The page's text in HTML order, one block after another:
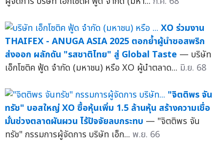
XO ร่วมงาน
THAIFEX - ANUGA ASIA 2025 ตอกย้ำผู้นำซอสพริก
ส่งออก ผลักดัน "รสชาติไทย" สู่ Global Taste — บริษัท
เอ็กโซติค ฟู้ด จำกัด (มหาชน) หรือ XO ผู้นำตลาด... มิ.ย. 68
"จิตติพร จัน
ทรัช" บอสใหญ่ XO ซื้อหุ้นเพิ่ม 1.5 ล้านหุ้น สร้างความเชื่อ
มั่นช่วงตลาดผันผวน ไร้ปัจจัยลบกระทบ — "จิตติพร จัน
ทรัช" กรรมการผู้จัดการ บริษัท เอ็ก... พ.ย. 66